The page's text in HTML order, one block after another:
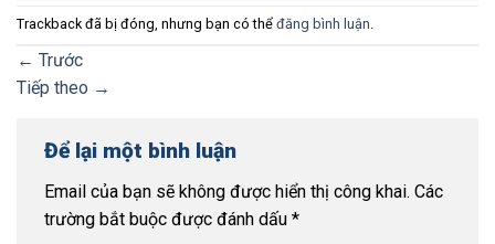
Trackback đã bị đóng, nhưng bạn có thể đăng bình luận
← Trước
Tiếp theo →
Để lại một bình luận
Email của bạn sẽ không được hiển thị công khai. Các
trường bắt buộc được đánh dấu *